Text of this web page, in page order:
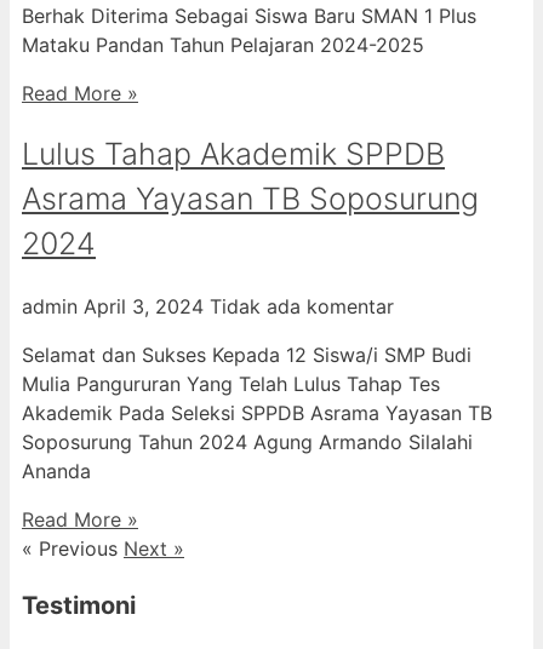
Berhak Diterima Sebagai Siswa Baru SMAN 1 Plus
Mataku Pandan Tahun Pelajaran 2024-2025
Read More »
Lulus Tahap Akademik SPPDB
Asrama Yayasan TB Soposurung
2024
admin April 3, 2024 Tidak ada komentar
Selamat dan Sukses Kepada 12 Siswa/i SMP Budi
Mulia Pangururan Yang Telah Lulus Tahap Tes
Akademik Pada Seleksi SPPDB Asrama Yayasan TB
Soposurung Tahun 2024 Agung Armando Silalahi
⁠Ananda
Read More »
« Previous Next »
Testimoni